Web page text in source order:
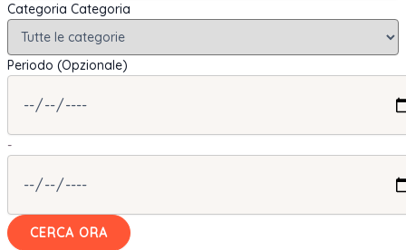
Categoria Categoria
Periodo (Opzionale)
-
CERCA ORA